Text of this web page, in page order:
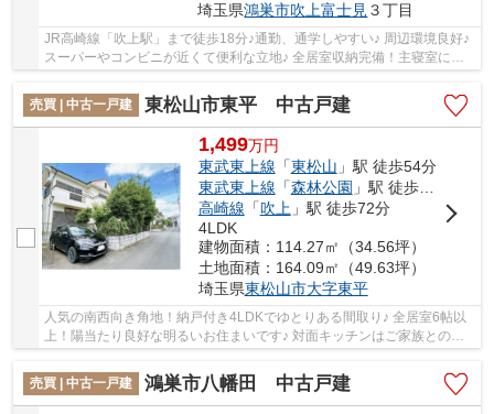
埼玉県鴻巣市吹上富士見 ３丁目
JR高崎線「吹上駅」まで徒歩18分♪通勤、通学しやすい♪ 周辺環境良好♪
スーパーやコンビニが近くて便利な立地♪ 全居室収納完備！主寝室には
売買 | 中古一戸建
東松山市東平 中古戸建
1,499万円
東武東上線 「東松山 」駅 徒歩54分
東武東上線 「森林公園 」駅 徒歩69分
高崎線 「吹上 」駅 徒歩72分
4LDK
建物面積：114.27㎡（34.56坪）
土地面積：164.09㎡（49.63坪）
埼玉県東松山市大字東平
人気の南西向き角地！納戸付き4LDKでゆとりある間取り♪ 全居室6帖以
上！陽当たり良好な明るいお住まいです♪ 対面キッチンはご家族とのコ
売買 | 中古一戸建
鴻巣市八幡田 中古戸建